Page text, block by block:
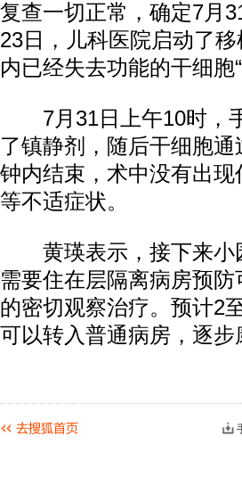
复查一切正常，确定7月
23日，儿科医院启动了
内已经失去功能的干细胞“
7月31日上午10时，手
了镇静剂，随后干细胞
钟内结束，术中没有出
等不适症状。
黄瑛表示，接下来小
需要住在层隔离病房预
的密切观察治疗。预计2
可以转入普通病房，逐步